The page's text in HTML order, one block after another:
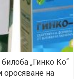
„Гинко Ко“
оросяване на